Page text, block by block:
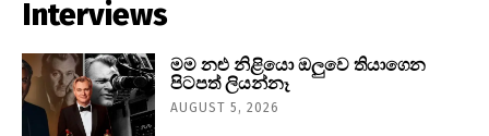
Interviews
මම නළු නිළියො ඔලුවෙ තියාගෙන
පිටපත් ලියන්නෑ
AUGUST 5, 2026